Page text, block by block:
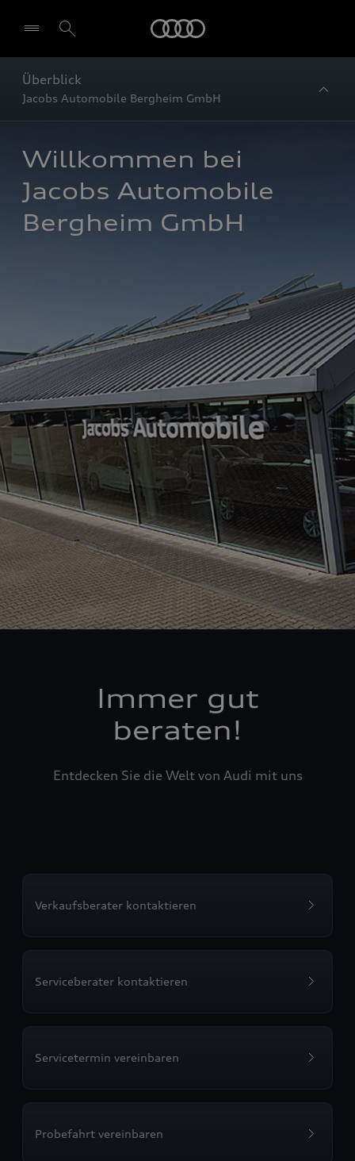
Überblick
Jacobs Automobile Bergheim GmbH
Willkommen bei
Jacobs Automobile
Bergheim GmbH
Immer gut
beraten!
Entdecken Sie die Welt von Audi mit uns
Verkaufsberater kontaktieren
Serviceberater kontaktieren
Servicetermin vereinbaren
Probefahrt vereinbaren